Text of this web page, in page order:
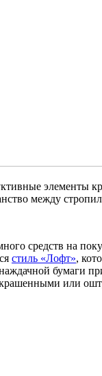
между
средств на
стиль «Лофт»,
бумаги
или